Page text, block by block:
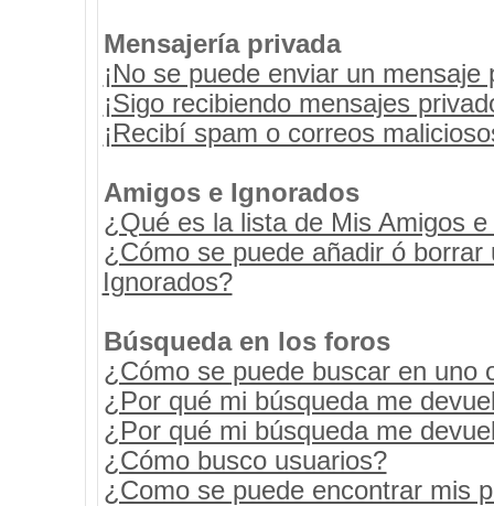
Mensajería privada
¡No se puede enviar un mensaje
¡Sigo recibiendo mensajes
¡Recibí spam o correos
Amigos e Ignorados
¿Qué es la lista de Mis Amigos
¿Cómo se puede añadir ó
Ignorados?
Búsqueda en los foros
¿Cómo se puede buscar en uno
¿Por qué mi búsqueda me
¿Por qué mi búsqueda me
¿Cómo busco usuarios?
¿Como se puede encontrar mis